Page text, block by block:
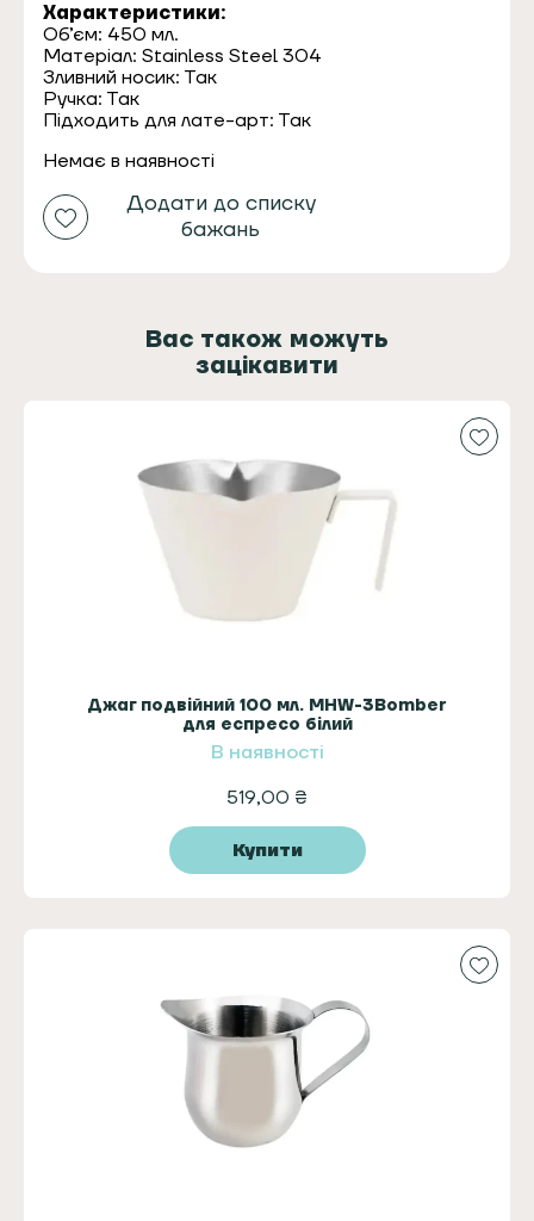
Характеристики:
Об’єм: 450 мл.
Матеріал: Stainless Steel 304
Зливний носик: Так
Ручка: Так
Підходить для лате-арт: Так
Немає в наявності
Додати до списку
бажань
Вас також можуть
зацікавити
Джаг подвійний 100 мл. MHW-3Bomber
для еспресо білий
В наявності
519,00 ₴
Купити